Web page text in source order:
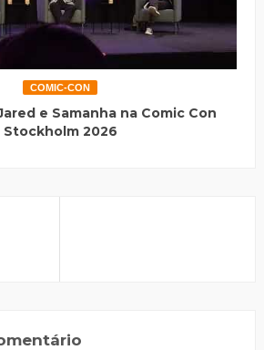
COMIC-CON
e Samanha na Comic Con
Stockholm 2026